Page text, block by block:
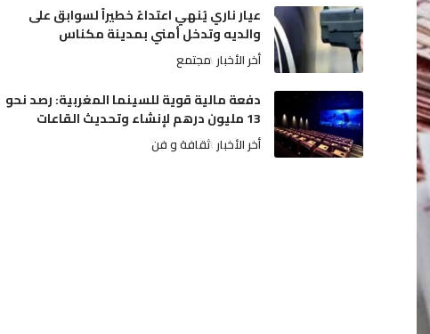
عيار ناري يُنهي اعتداءً خطيراً لسوابق على
والديه وتدخل أمني بمدينة مكناس
أخر الأخبار مجتمع
دفعة مالية قوية للسينما المغربية: رصد نحو
13 مليون درهم لإنشاء وتحديث القاعات
أخر الأخبار ثقافة و فن